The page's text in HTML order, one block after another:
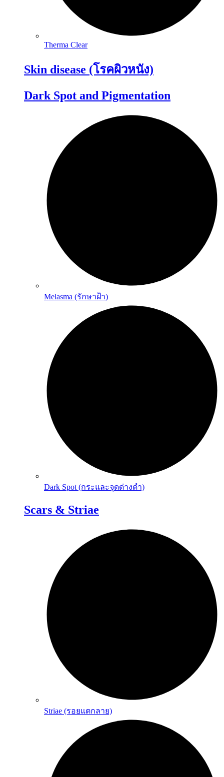
Therma Clear
Skin disease (โรคผิวหนัง)
Dark Spot and Pigmentation
Melasma (รักษาฝ้า)
Dark Spot (กระและจุดด่างดำ)
Scars & Striae
Striae (รอยแตกลาย)